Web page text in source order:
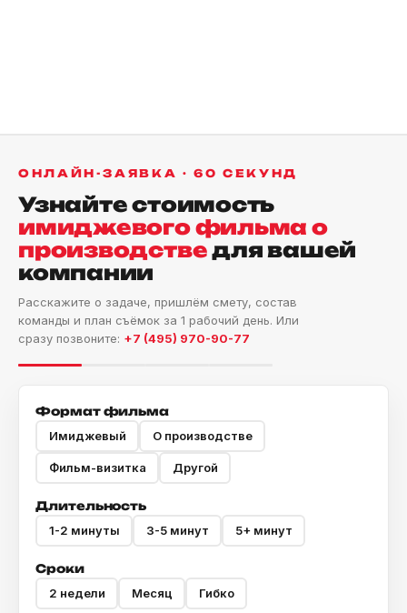
ОНЛАЙН-ЗАЯВКА · 60 СЕКУНД
Узнайте стоимость
имиджевого фильма о
производстведля вашей
компании
Расскажите о задаче, пришлём смету, состав
команды и план съёмок за 1 рабочий день. Или
сразу позвоните: +7 (495) 970-90-77
Формат фильма
Имиджевый
О производстве
Фильм-визитка Другой
Длительность
1-2 минуты
3-5 минут 5+ минут
Сроки
2 недели
Месяц Гибко